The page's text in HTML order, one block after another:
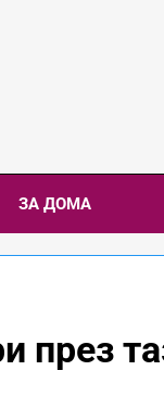
ЗА ДОМА
през